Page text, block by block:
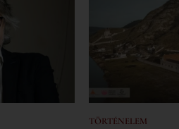
TÖRTÉNELEM